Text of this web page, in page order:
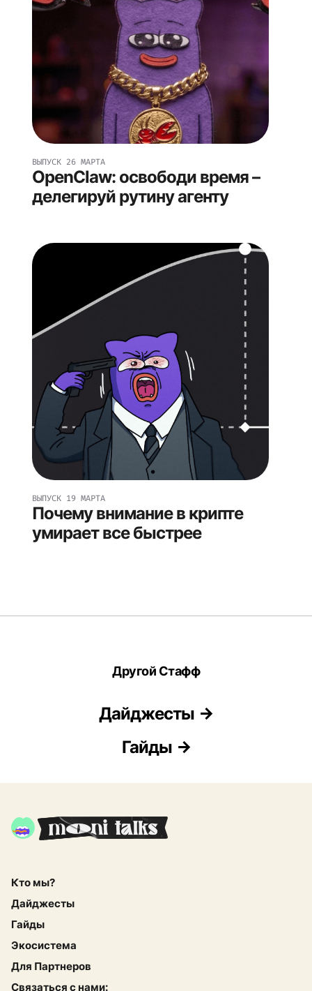
ВЫПУСК 26 МАРТА
OpenClaw: освободи время –
делегируй рутину агенту
ВЫПУСК 19 МАРТА
Почему внимание в крипте
умирает все быстрее
Другой Стафф
Дайджесты
Гайды
Кто мы?
Дайджесты
Гайды
Экосистема
Для Партнеров
Связаться с нами: